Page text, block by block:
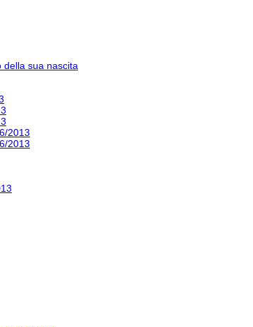
della sua nascita
2013
2013